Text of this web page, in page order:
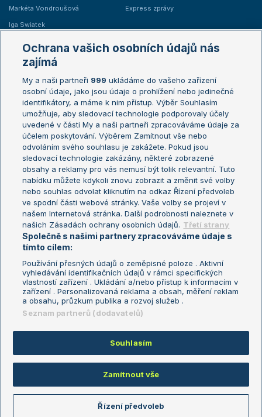
Markéta Vondroušová
Iga Swiatek
Express zprávy
Žebříčky
Žebříček ATP (muži)
Žebříček WTA (ženy)
Sázkařský žebříček
Australian Open
French Open
Wimbledon
US Open
Turnaj mistrů
Turnaj mistryň
Aktualní trendy
Fotbalové přestupy
Livesport Daily
LS Prague Open
Podmínky užití
Nastavení soukromí
GDPR a žurnalistika
Reklama
Kontakt
Informace o zpracování osobních
údajů
Copyright © 2008-2026 TenisPortal.cz. Využíváme zpravodajství ČTK.
Ochrana vašich osobních údajů nás
zajímá
My a naši partneři 999 ukládáme do vašeho zařízení
osobní údaje, jako jsou údaje o prohlížení nebo jedinečné
identifikátory, a máme k nim přístup. Výběr Souhlasím
umožňuje, aby sledovací technologie podporovaly účely
uvedené v části My a naši partneři zpracováváme údaje za
účelem poskytování. Výběrem Zamítnout vše nebo
odvoláním svého souhlasu je zakážete. Pokud jsou
sledovací technologie zakázány, některé zobrazené
obsahy a reklamy pro vás nemusí být tolik relevantní. Tuto
nabídku můžete kdykoli znovu zobrazit a změnit své volby
nebo souhlas odvolat kliknutím na odkaz Řízení předvoleb
ve spodní části webové stránky. Vaše volby se projeví v
našem Internetová stránka. Další podrobnosti naleznete v
našich Zásadách ochrany osobních údajů. Třetí strany
Společně s našimi partnery zpracováváme údaje s
tímto cílem:
Používání přesných údajů o zeměpisné poloze . Aktivní
vyhledávání identifikačních údajů v rámci specifických
vlastností zařízení . Ukládání a/nebo přístup k informacím v
zařízení . Personalizovaná reklama a obsah, měření reklam
a obsahu, průzkum publika a rozvoj služeb .
Seznam partnerů (dodavatelů)
Souhlasím
Zamítnout vše
Řízení předvoleb